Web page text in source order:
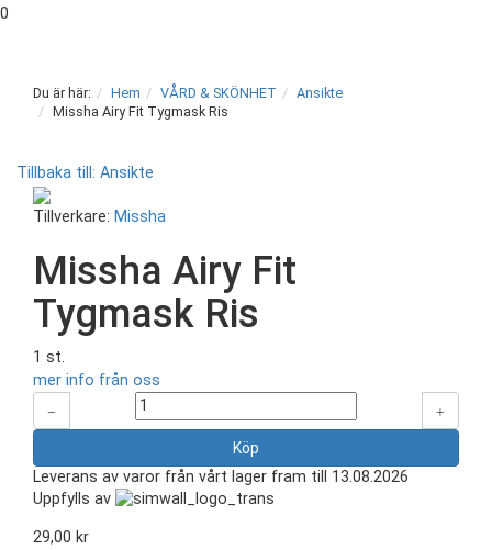
0
Du är här: Hem VÅRD & SKÖNHET
Ansikte
Missha Airy Fit Tygmask Ris
Tillbaka till: Ansikte
Tillverkare: Missha
Missha Airy Fit
Tygmask Ris
1 st.
mer info från oss
Leverans av varor från vårt lager fram till 13.08.2026
Uppfylls av
29,00 kr